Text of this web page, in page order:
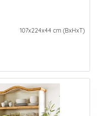
107x224x44 cm (BxHxT)